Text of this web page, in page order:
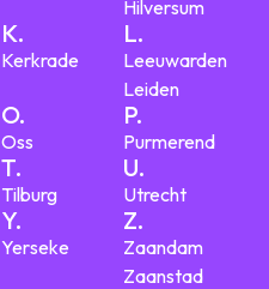
Hilversum
K.
Kerkrade
L.
Leeuwarden
Leiden
O.
Oss
P.
Purmerend
T.
Tilburg
U.
Utrecht
Y.
Yerseke
Z.
Zaandam
Zaanstad